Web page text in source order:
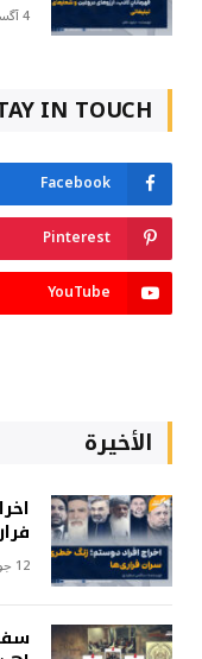
4 آگست 2026
IN TOUCH
Facebook
Pinterest
YouTube
الأخيرة
12 جولای 2024